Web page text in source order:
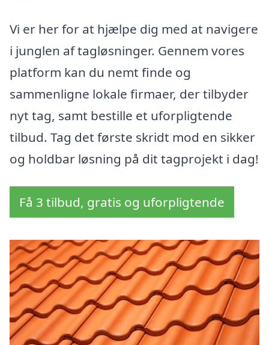
Vi er her for at hjælpe dig med at navigere
i junglen af tagløsninger. Gennem vores
platform kan du nemt finde og
sammenligne lokale firmaer, der tilbyder
nyt tag, samt bestille et uforpligtende
tilbud. Tag det første skridt mod en sikker
og holdbar løsning på dit tagprojekt i dag!
Få 3 tilbud, gratis og uforpligtende